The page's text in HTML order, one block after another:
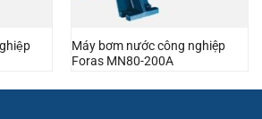
Máy bơm nước công nghiệp
Foras MN80-200A